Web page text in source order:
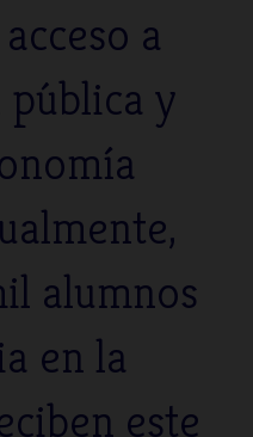
a
y
alumnos
en la
este